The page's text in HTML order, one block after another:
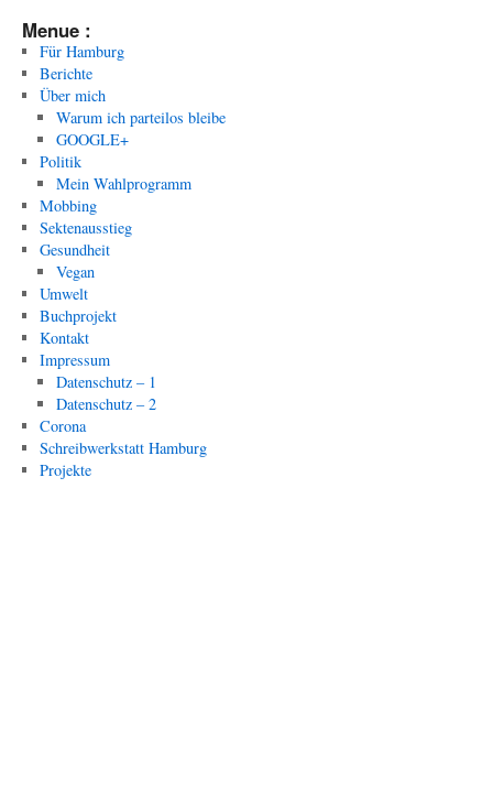
Menue :
Für Hamburg
Berichte
Über mich
Warum ich parteilos bleibe
GOOGLE+
Politik
Mein Wahlprogramm
Mobbing
Sektenausstieg
Gesundheit
Vegan
Umwelt
Buchprojekt
Kontakt
Impressum
Datenschutz – 1
Datenschutz – 2
Corona
Schreibwerkstatt Hamburg
Projekte